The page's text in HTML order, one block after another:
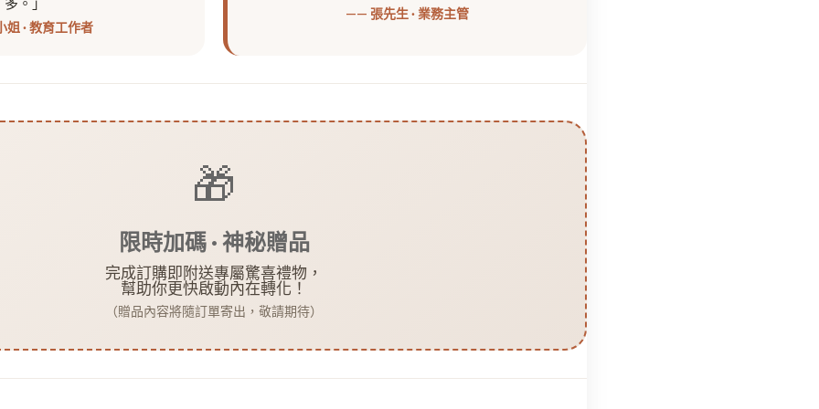
· 教育工作者
—— 張先生 · 業務主管
🎁
限時加碼 · 神秘贈品
完成訂購即附送專屬驚喜禮物，
幫助你更快啟動內在轉化！
（贈品內容將隨訂單寄出，敬請期待）